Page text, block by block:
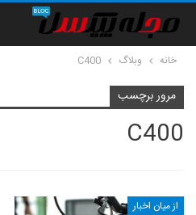
خانه وبلاگ C400
مرور برچسب
C400
از میان اخبار